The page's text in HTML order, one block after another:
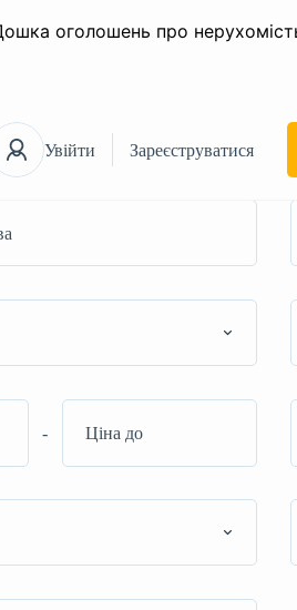
Увійти Зареєструватися
-